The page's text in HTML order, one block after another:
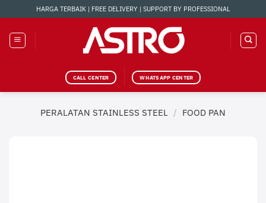
to
content
HARGA TERBAIK | FREE DELIVERY | SUPPORT BY PROFESSIONAL
CALL CENTER WHATSAPP CENTER
PERALATAN STAINLESS STEEL / FOOD PAN